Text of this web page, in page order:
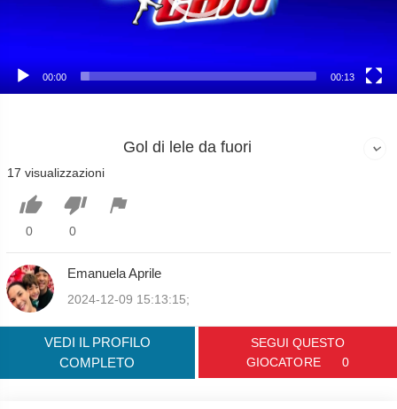
00:00 00:13
Gol di lele da fuori
17 visualizzazioni

0

0

Emanuela Aprile
2024-12-09 15:13:15;
VEDI IL PROFILO
COMPLETO
SEGUI QUESTO
GIOCATORE
0